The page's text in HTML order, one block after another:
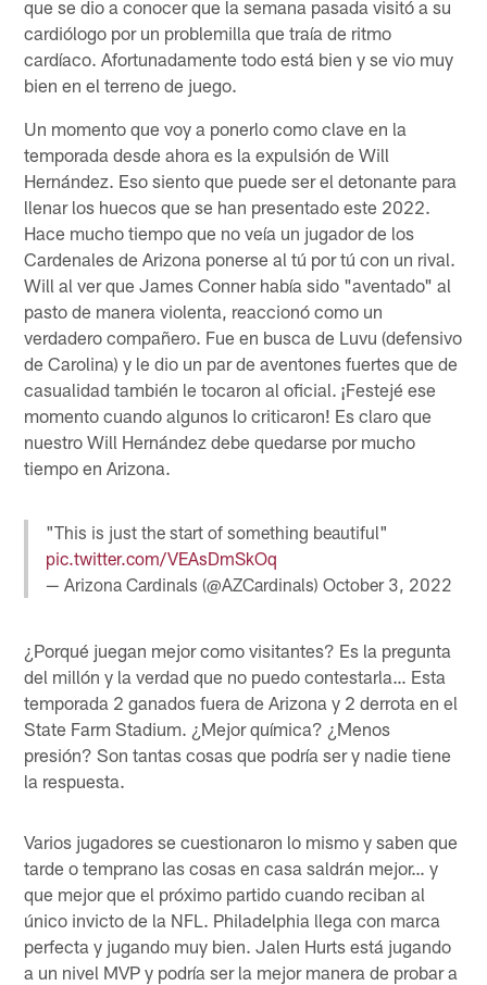
que se dio a conocer que la semana pasada visitó a su
cardiólogo por un problemilla que traía de ritmo
cardíaco. Afortunadamente todo está bien y se vio muy
bien en el terreno de juego.
Un momento que voy a ponerlo como clave en la
temporada desde ahora es la expulsión de Will
Hernández. Eso siento que puede ser el detonante para
llenar los huecos que se han presentado este 2022.
Hace mucho tiempo que no veía un jugador de los
Cardenales de Arizona ponerse al tú por tú con un rival.
Will al ver que James Conner había sido "aventado" al
pasto de manera violenta, reaccionó como un
verdadero compañero. Fue en busca de Luvu (defensivo
de Carolina) y le dio un par de aventones fuertes que de
casualidad también le tocaron al oficial. ¡Festejé ese
momento cuando algunos lo criticaron! Es claro que
nuestro Will Hernández debe quedarse por mucho
tiempo en Arizona.
"This is just the start of something beautiful"
pic.twitter.com/VEAsDmSkOq
— Arizona Cardinals (@AZCardinals)October 3, 2022
¿Porqué juegan mejor como visitantes? Es la pregunta
del millón y la verdad que no puedo contestarla… Esta
temporada 2 ganados fuera de Arizona y 2 derrota en el
State Farm Stadium. ¿Mejor química? ¿Menos
presión? Son tantas cosas que podría ser y nadie tiene
la respuesta.
Varios jugadores se cuestionaron lo mismo y saben que
tarde o temprano las cosas en casa saldrán mejor… y
que mejor que el próximo partido cuando reciban al
único invicto de la NFL. Philadelphia llega con marca
perfecta y jugando muy bien. Jalen Hurts está jugando
a un nivel MVP y podría ser la mejor manera de probar a